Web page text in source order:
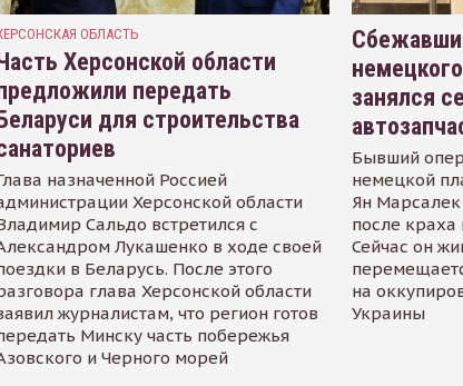
ОБЛАСТЬ
Херсонской области
передать
для строительства
назначенной Россией
Херсонской области
Сальдо встретился с
Лукашенко в ходе своей
в Беларусь. После этого
глава Херсонской области
журналистам, что регион готов
Минску часть побережья
и Черного морей
занялся
Бывший
немецкой
Ян
после краха
Сейчас он
на
Украины